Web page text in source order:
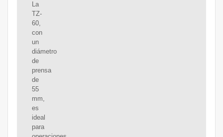
La
TZ-
60,
con
un
diámetro
de
prensa
de
55
mm,
es
ideal
para